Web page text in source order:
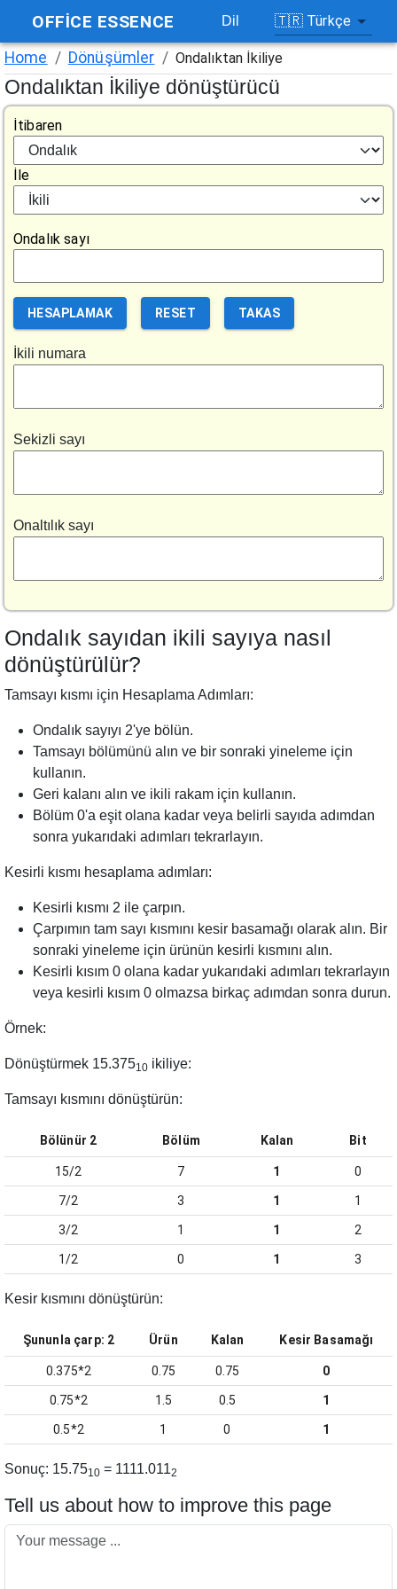
OFFICE ESSENCE Dil 🇹🇷 Türkçe
Home / Dönüşümler / Ondalıktan İkiliye
Ondalıktan İkiliye dönüştürücü
İtibaren
İle
Ondalık sayı
HESAPLAMAK RESET TAKAS
İkili numara
Sekizli sayı
Onaltılık sayı
Ondalık sayıdan ikili sayıya nasıl
dönüştürülür?
Tamsayı kısmı için Hesaplama Adımları:
Ondalık sayıyı 2'ye bölün.
Tamsayı bölümünü alın ve bir sonraki yineleme için
kullanın.
Geri kalanı alın ve ikili rakam için kullanın.
Bölüm 0'a eşit olana kadar veya belirli sayıda adımdan
sonra yukarıdaki adımları tekrarlayın.
Kesirli kısmı hesaplama adımları:
Kesirli kısmı 2 ile çarpın.
Çarpımın tam sayı kısmını kesir basamağı olarak alın. Bir
sonraki yineleme için ürünün kesirli kısmını alın.
Kesirli kısım 0 olana kadar yukarıdaki adımları tekrarlayın
veya kesirli kısım 0 olmazsa birkaç adımdan sonra durun.
Örnek:
Dönüştürmek 15.37510 ikiliye:
Tamsayı kısmını dönüştürün:
Bölünür 2 Bölüm Kalan Bit
15/2 7 1 0
7/2 3 1 1
3/2 1 1 2
1/2 0 1 3
Kesir kısmını dönüştürün:
Şununla çarp: 2 Ürün Kalan Kesir Basamağı
0.375*2 0.75 0.75 0
0.75*2 1.5 0.5 1
0.5*2 1 0 1
Sonuç: 15.7510 = 1111.0112
Tell us about how to improve this page